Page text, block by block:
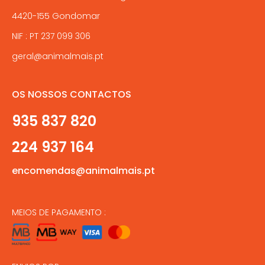
4420-155 Gondomar
NIF : PT 237 099 306
geral@animalmais.pt
OS NOSSOS CONTACTOS
935 837 820
224 937 164
encomendas@animalmais.pt
MEIOS DE PAGAMENTO :